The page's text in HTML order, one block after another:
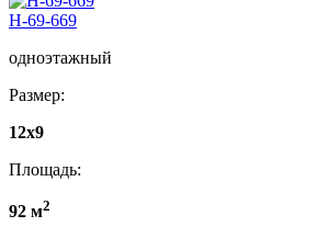
Н-69-669
одноэтажный
Размер:
12x9
Площадь:
92 м2